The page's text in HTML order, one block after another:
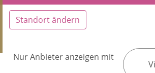
Standort ändern
Nur Anbieter anzeigen mit